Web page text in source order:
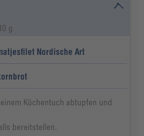
g
Nordische Art
Küchentuch abtupfen und
bereitstellen.